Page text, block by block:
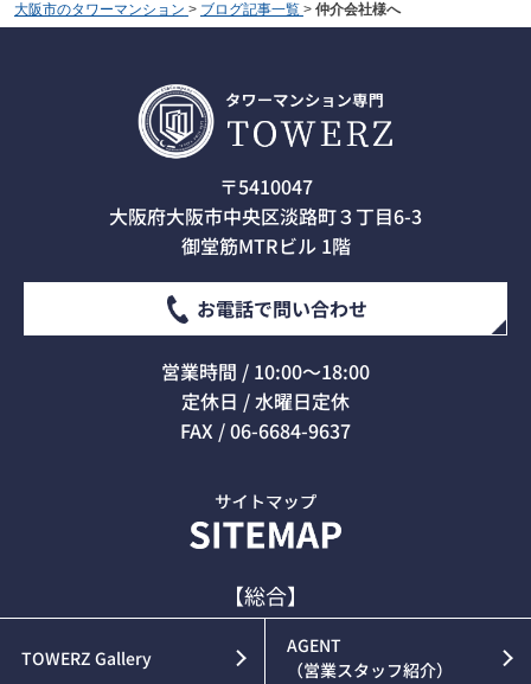
大阪市のタワーマンション > ブログ記事一覧 > 仲介会社様へ
〒5410047
大阪府大阪市中央区淡路町３丁目6-3
御堂筋MTRビル 1階
お電話で問い合わせ
営業時間 / 10:00～18:00
定休日 / 水曜日定休
FAX / 06-6684-9637
【総合】
TOWERZ Gallery
AGENT
（営業スタッフ紹介）